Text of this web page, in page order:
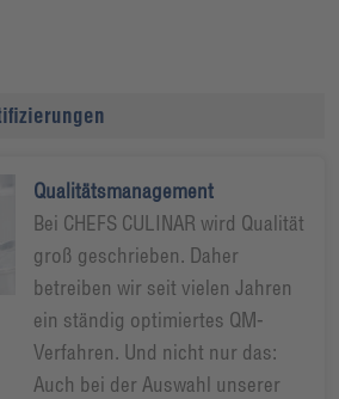
Qualitätsmanagement
Bei CHEFS CULINAR wird Qualität
groß geschrieben. Daher
betreiben wir seit vielen Jahren
ein ständig optimiertes QM-
Verfahren. Und nicht nur das:
Auch bei der Auswahl unserer